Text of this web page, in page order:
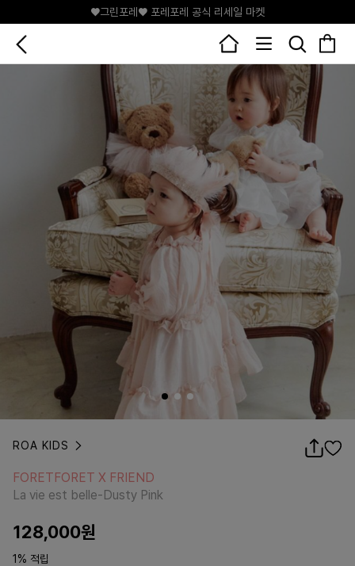
♥그린포레♥ 포레포레 공식 리세일 마켓
ROA KIDS
La vie est belle-Dusty Pink
FORETFORET X FRIEND
La vie est belle-Dusty Pink
128,000원
1% 적립